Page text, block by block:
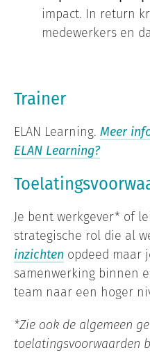
impact. In return
medewerkers en
Trainer
ELAN Learning. Meer
ELAN Learning?
Je bent werkgever* of
strategische rol die al
inzichten opdeed maar
samenwerking binnen
team naar een hoger
*Zie ook de algemeen
toelatingsvoorwaarden